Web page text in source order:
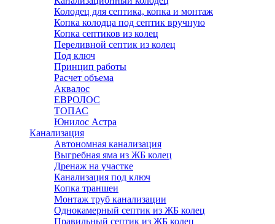
Колодец для септика, копка и монтаж
Копка колодца под септик вручную
Копка септиков из колец
Переливной септик из колец
Под ключ
Принцип работы
Расчет объема
Аквалос
ЕВРОЛОС
ТОПАС
Юнилос Астра
Канализация
Автономная канализация
Выгребная яма из ЖБ колец
Дренаж на участке
Канализация под ключ
Копка траншеи
Монтаж труб канализации
Однокамерный септик из ЖБ колец
Правильный септик из ЖБ колец